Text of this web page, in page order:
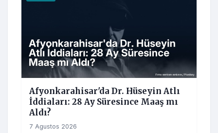
Afyonkarahisar'da Dr. Hüseyin Atlı
İddiaları: 28 Ay Süresince Maaş mı
Aldı?
7 Agustos 2026